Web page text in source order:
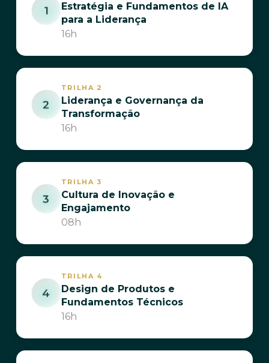
Estratégia e Fundamentos de IA
para a Liderança
16h
TRILHA 2
Liderança e Governança da
Transformação
16h
TRILHA 3
Cultura de Inovação e
Engajamento
08h
TRILHA 4
Design de Produtos e
Fundamentos Técnicos
16h